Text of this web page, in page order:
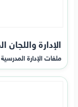
الإدارة واللجان
ملفات الإدارة